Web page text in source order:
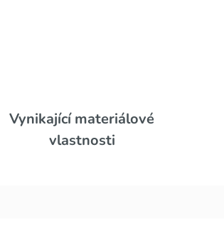
Vynikající materiálové
vlastnosti